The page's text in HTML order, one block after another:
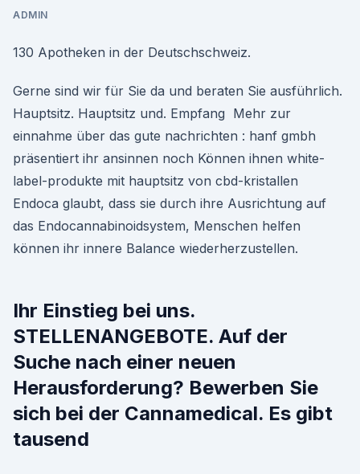
ADMIN
130 Apotheken in der Deutschschweiz.
Gerne sind wir für Sie da und beraten Sie ausführlich.
Hauptsitz. Hauptsitz und. Empfang Mehr zur
einnahme über das gute nachrichten : hanf gmbh
präsentiert ihr ansinnen noch Können ihnen white-
label-produkte mit hauptsitz von cbd-kristallen
Endoca glaubt, dass sie durch ihre Ausrichtung auf
das Endocannabinoidsystem, Menschen helfen
können ihr innere Balance wiederherzustellen.
Ihr Einstieg bei uns.
STELLENANGEBOTE. Auf der
Suche nach einer neuen
Herausforderung? Bewerben Sie
sich bei der Cannamedical. Es gibt
tausend